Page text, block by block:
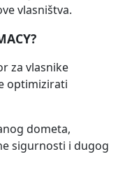
vlasništva.
za vlasnike
optimizirati
dometa,
sigurnosti i dugog